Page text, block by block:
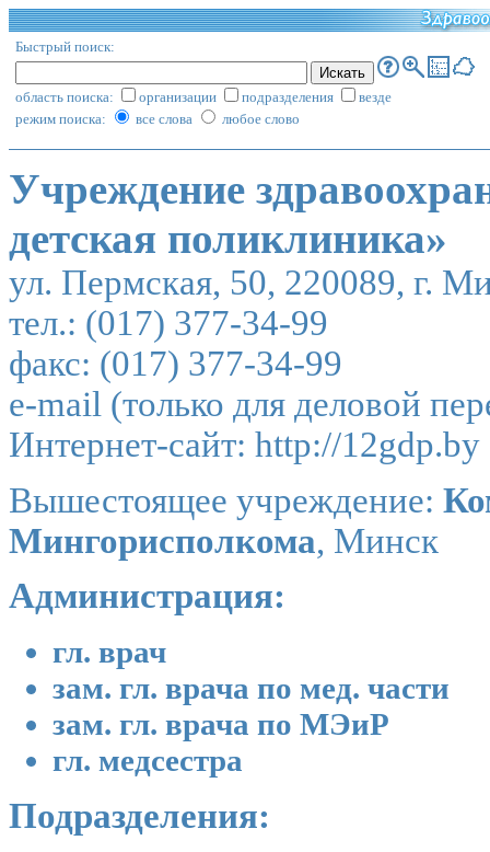
Быстрый поиск:
область поиска: организации подразделения
везде
режим поиска:
все слова любое слово
Учреждение
детская поликлиника»
ул. Пермская, 50, 220089, г.
тел.: (017) 377-34-99
факс: (017) 377-34-99
e-mail (только для деловой
Интернет-сайт: http://12gdp.by
Вышестоящее учреждение:
Мингорисполкома, Минск
Администрация:
гл. врач
зам. гл. врача по мед. части
зам. гл. врача по МЭиР
гл. медсестра
Подразделения: